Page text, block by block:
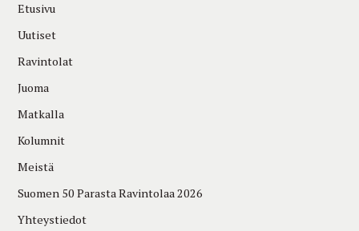
Etusivu
Uutiset
Ravintolat
Juoma
Matkalla
Kolumnit
Meistä
Suomen 50 Parasta Ravintolaa 2026
Yhteystiedot